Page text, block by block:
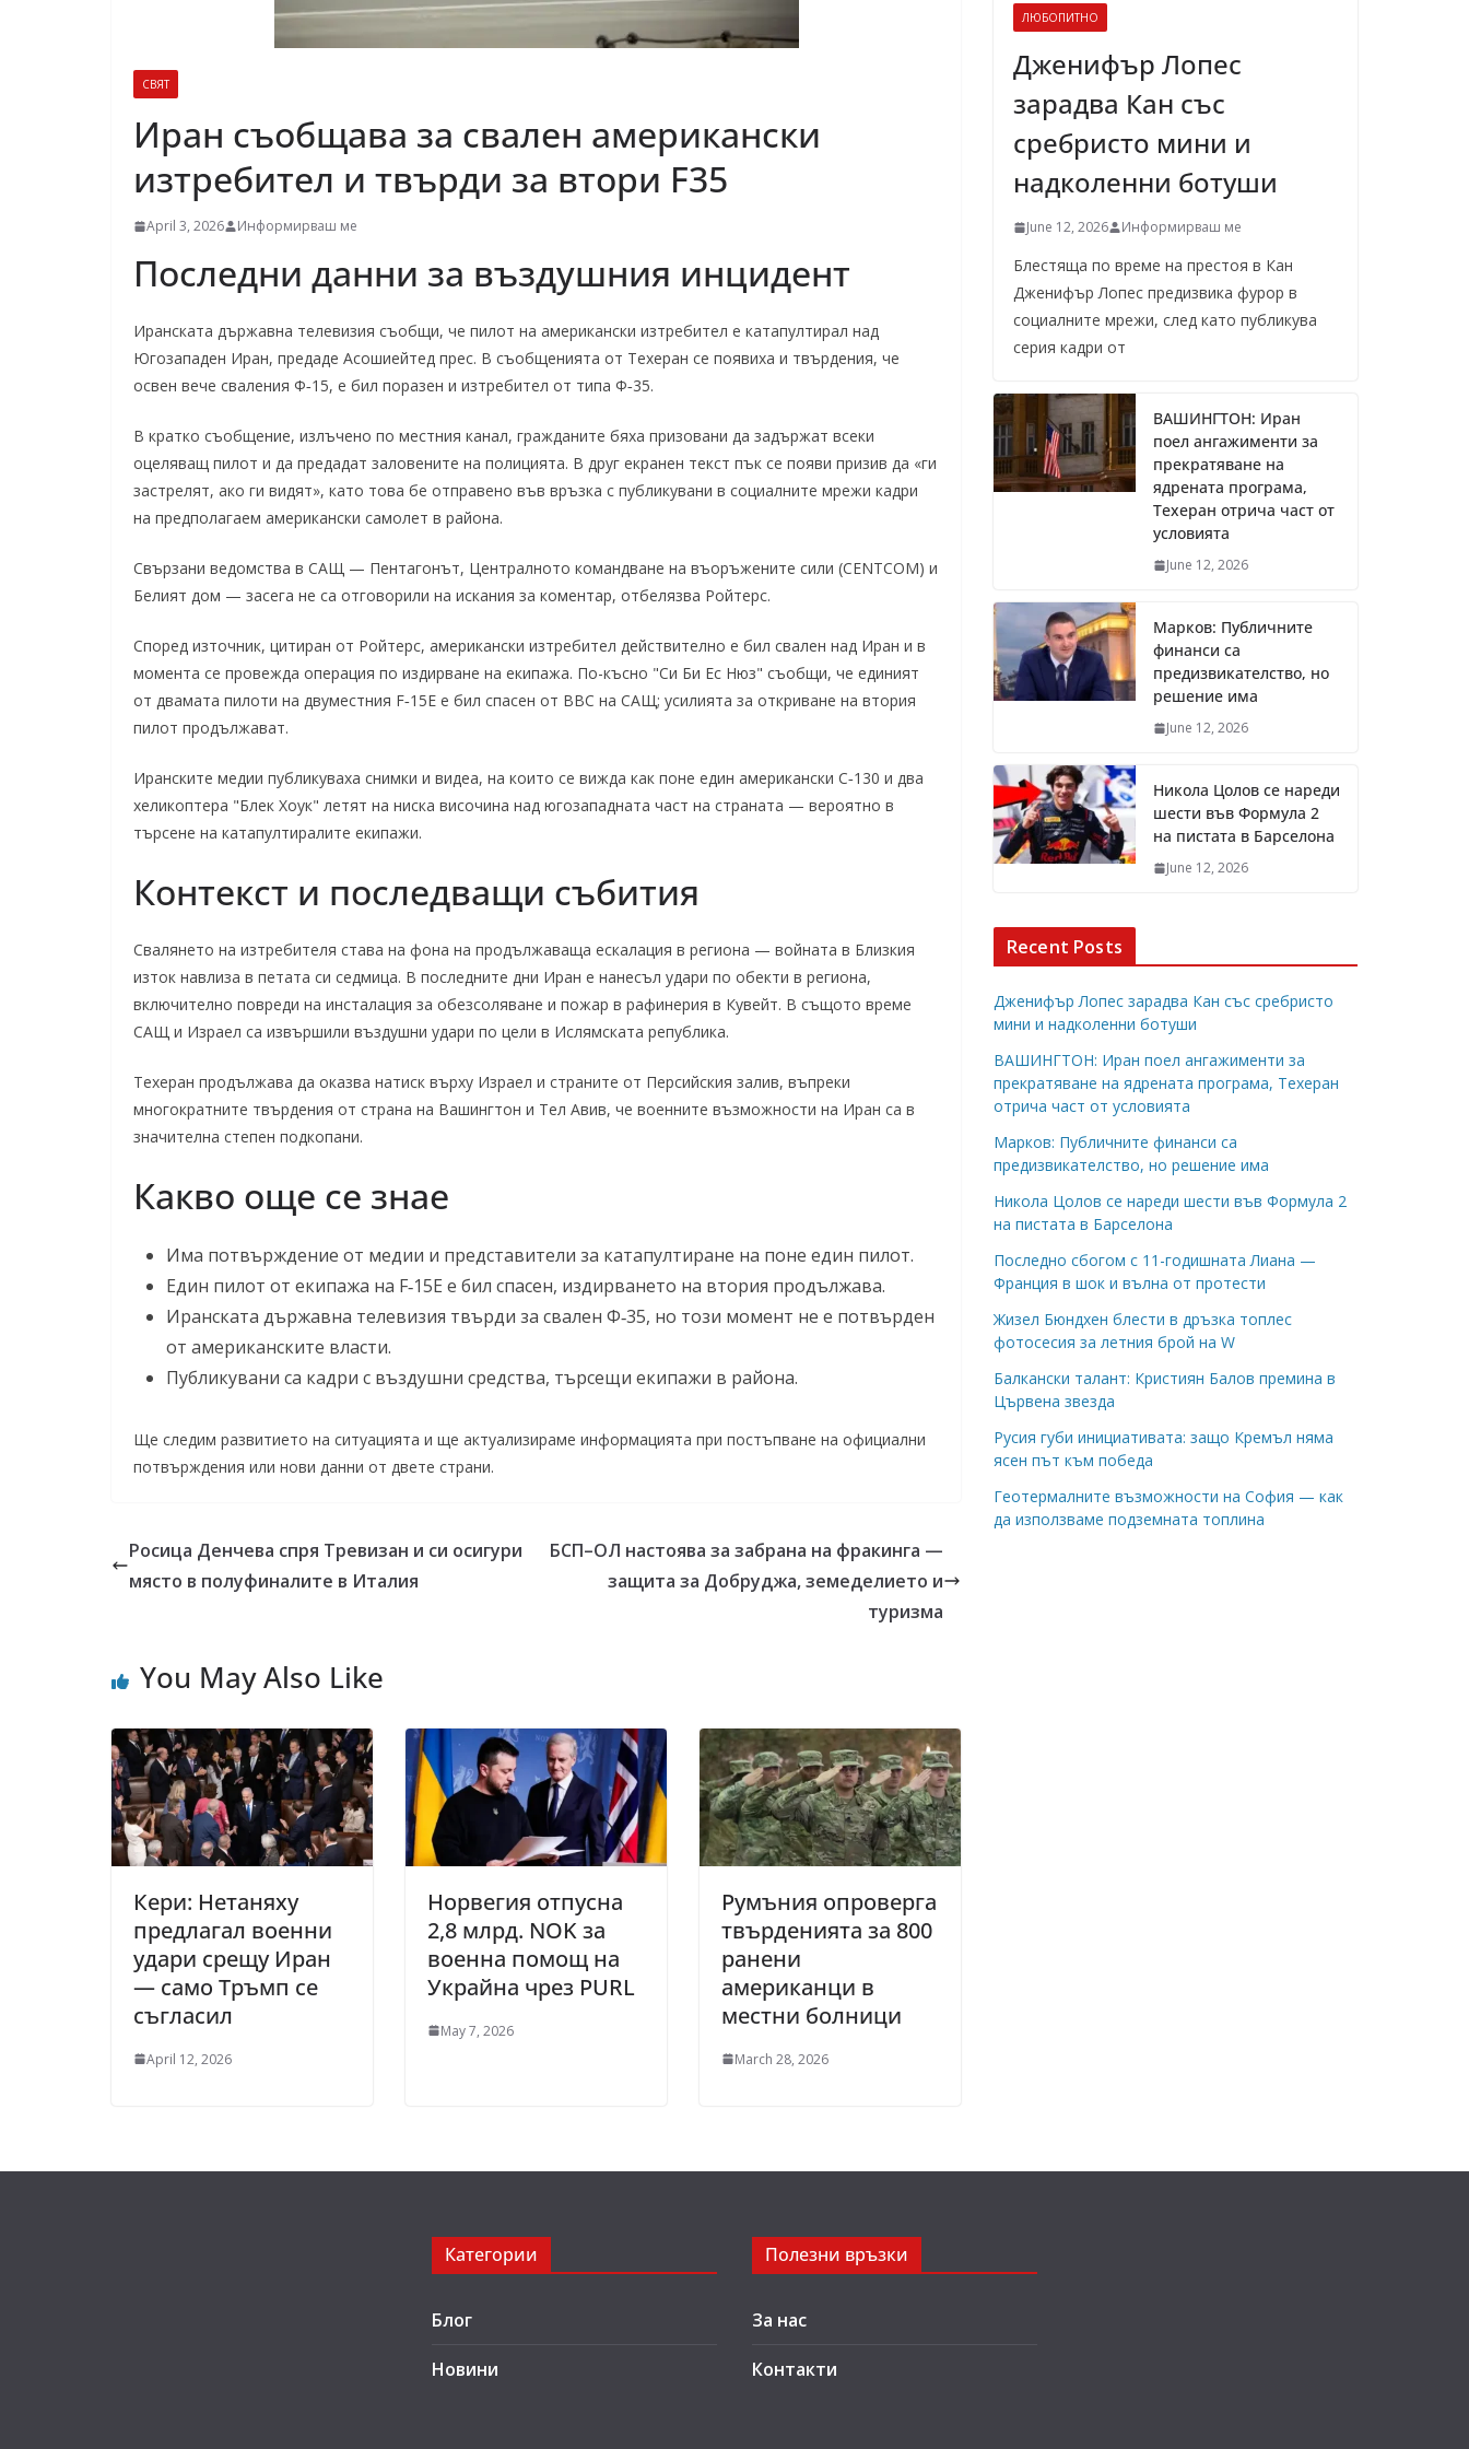
СВЯТ
Иран съобщава за свален американски
изтребител и твърди за втори F35
April 3, 2026 Информирваш ме
Последни данни за въздушния инцидент
Иранската държавна телевизия съобщи, че пилот на американски изтребител е катапултирал над
Югозападен Иран, предаде Асошиейтед прес. В съобщенията от Техеран се появиха и твърдения, че
освен вече сваления Ф‑15, е бил поразен и изтребител от типа Ф‑35.
В кратко съобщение, излъчено по местния канал, гражданите бяха призовани да задържат всеки
оцеляващ пилот и да предадат заловените на полицията. В друг екранен текст пък се появи призив да «ги
застрелят, ако ги видят», като това бе отправено във връзка с публикувани в социалните мрежи кадри
на предполагаем американски самолет в района.
Свързани ведомства в САЩ — Пентагонът, Централното командване на въоръжените сили (CENTCOM) и
Белият дом — засега не са отговорили на искания за коментар, отбелязва Ройтерс.
Според източник, цитиран от Ройтерс, американски изтребител действително е бил свален над Иран и в
момента се провежда операция по издирване на екипажа. По-късно "Си Би Ес Нюз" съобщи, че единият
от двамата пилоти на двуместния F‑15E е бил спасен от ВВС на САЩ; усилията за откриване на втория
пилот продължават.
Иранските медии публикуваха снимки и видеа, на които се вижда как поне един американски С‑130 и два
хеликоптера "Блек Хоук" летят на ниска височина над югозападната част на страната — вероятно в
търсене на катапултиралите екипажи.
Контекст и последващи събития
Свалянето на изтребителя става на фона на продължаваща ескалация в региона — войната в Близкия
изток навлиза в петата си седмица. В последните дни Иран е нанесъл удари по обекти в региона,
включително повреди на инсталация за обезсоляване и пожар в рафинерия в Кувейт. В същото време
САЩ и Израел са извършили въздушни удари по цели в Ислямската република.
Техеран продължава да оказва натиск върху Израел и страните от Персийския залив, въпреки
многократните твърдения от страна на Вашингтон и Тел Авив, че военните възможности на Иран са в
значителна степен подкопани.
Какво още се знае
Има потвърждение от медии и представители за катапултиране на поне един пилот.
Един пилот от екипажа на F‑15E е бил спасен, издирването на втория продължава.
Иранската държавна телевизия твърди за свален Ф‑35, но този момент не е потвърден
от американските власти.
Публикувани са кадри с въздушни средства, търсещи екипажи в района.
Ще следим развитието на ситуацията и ще актуализираме информацията при постъпване на официални
потвърждения или нови данни от двете страни.
Росица Денчева спря Тревизан и си осигури
място в полуфиналите в Италия
БСП–ОЛ настоява за забрана на фракинга —
защита за Добруджа, земеделието и
туризма
You May Also Like
Кери: Нетаняху
предлагал военни
удари срещу Иран
— само Тръмп се
съгласил
April 12, 2026
Норвегия отпусна
2,8 млрд. NOK за
военна помощ на
Украйна чрез PURL
May 7, 2026
Румъния опроверга
твърденията за 800
ранени
американци в
местни болници
March 28, 2026
ЛЮБОПИТНО
Дженифър Лопес
зарадва Кан със
сребристо мини и
надколенни ботуши
June 12, 2026 Информирваш ме
Блестяща по време на престоя в Кан
Дженифър Лопес предизвика фурор в
социалните мрежи, след като публикува
серия кадри от
ВАШИНГТОН: Иран
поел ангажименти за
прекратяване на
ядрената програма,
Техеран отрича част от
условията
June 12, 2026
Марков: Публичните
финанси са
предизвикателство, но
решение има
June 12, 2026
Никола Цолов се нареди
шести във Формула 2
на пистата в Барселона
June 12, 2026
Recent Posts
Дженифър Лопес зарадва Кан със сребристо
мини и надколенни ботуши
ВАШИНГТОН: Иран поел ангажименти за
прекратяване на ядрената програма, Техеран
отрича част от условията
Марков: Публичните финанси са
предизвикателство, но решение има
Никола Цолов се нареди шести във Формула 2
на пистата в Барселона
Последно сбогом с 11-годишната Лиана —
Франция в шок и вълна от протести
Жизел Бюндхен блести в дръзка топлес
фотосесия за летния брой на W
Балкански талант: Кристиян Балов премина в
Цървена звезда
Русия губи инициативата: защо Кремъл няма
ясен път към победа
Геотермалните възможности на София — как
да използваме подземната топлина
Категории
Блог
Новини
Полезни връзки
За нас
Контакти